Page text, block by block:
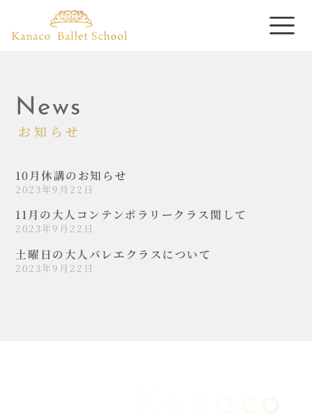
News
お知らせ
10月休講のお知らせ
2023年9月22日
11月の大人コンテンポラリークラス関して
2023年9月22日
土曜日の大人バレエクラスについて
2023年9月22日